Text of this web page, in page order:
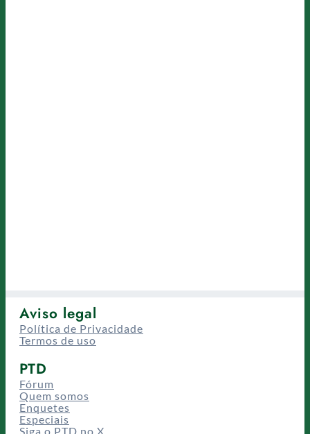
Aviso legal
Política de Privacidade
Termos de uso
PTD
Fórum
Quem somos
Enquetes
Especiais
Siga o PTD no X